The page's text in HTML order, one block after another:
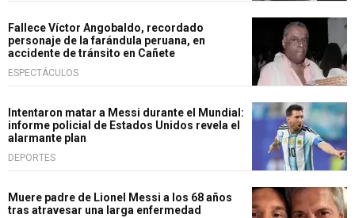
Fallece Víctor Angobaldo, recordado
personaje de la farándula peruana, en
accidente de tránsito en Cañete
ESPECTÁCULOS
Intentaron matar a Messi durante el Mundial:
informe policial de Estados Unidos revela el
alarmante plan
DEPORTES
Muere padre de Lionel Messi a los 68 años
tras atravesar una larga enfermedad